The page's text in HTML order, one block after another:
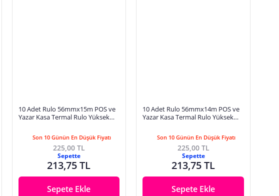
10 Adet Rulo 56mmx15m POS ve
Yazar Kasa Termal Rulo Yüksek
Son 10 Günün En Düşük Fiyatı
225,00 TL
Sepette
213,75 TL
Sepete Ekle
10 Adet Rulo 56mmx14m POS ve
Yazar Kasa Termal Rulo Yüksek
Son 10 Günün En Düşük Fiyatı
225,00 TL
Sepette
213,75 TL
Sepete Ekle